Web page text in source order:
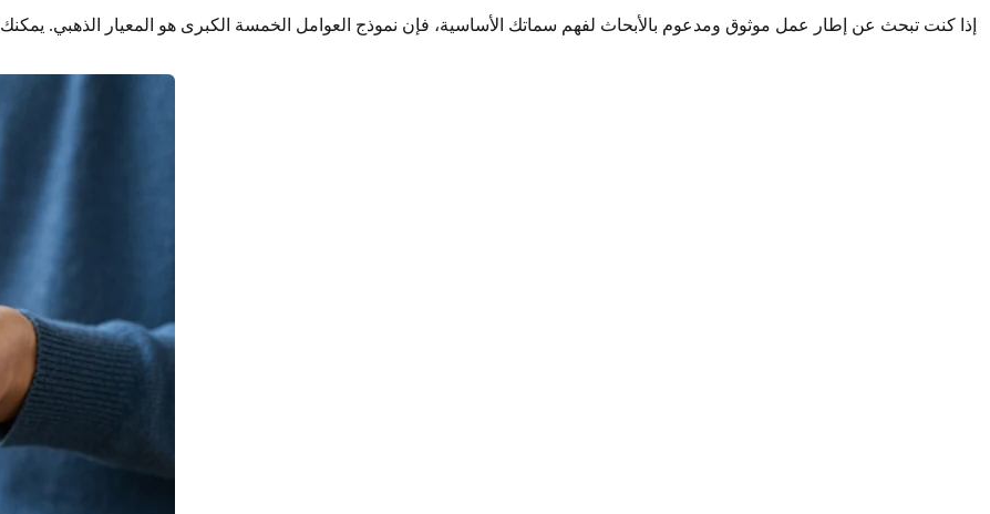
إذا كنت تبحث عن إطار عمل موثوق ومدعوم بالأبحاث لفهم سماتك الأساسية، فإن نموذج العوامل الخمسة الكبرى هو المعيار الذهبي. يمكنك